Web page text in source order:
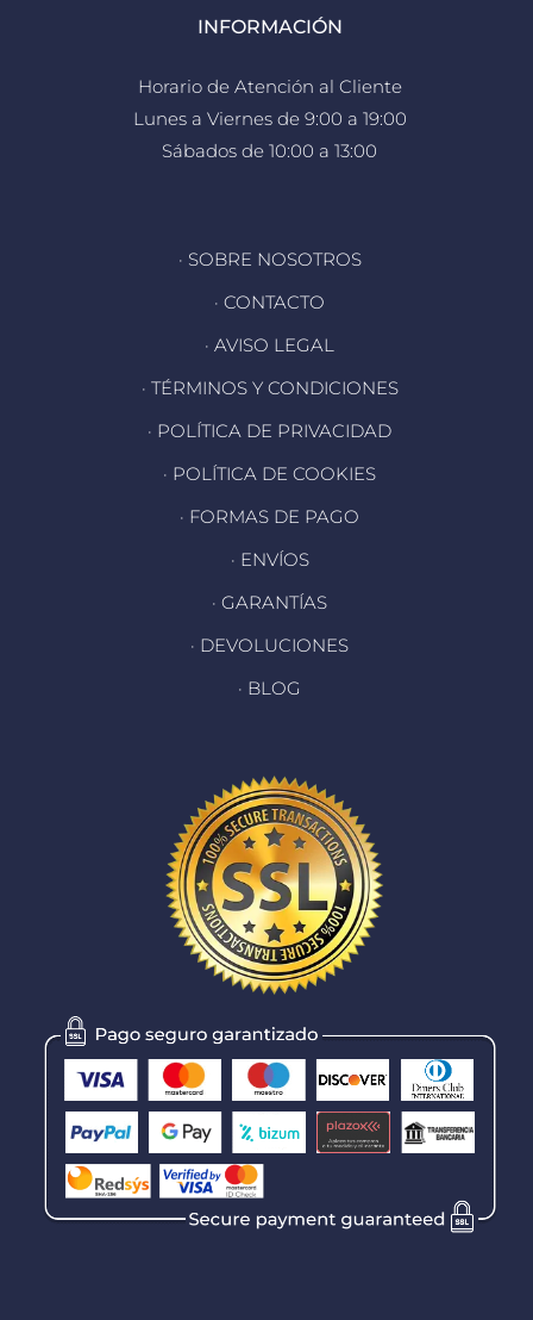
INFORMACIÓN
Horario de Atención al Cliente
Lunes a Viernes de 9:00 a 19:00
Sábados de 10:00 a 13:00
· SOBRE NOSOTROS
· CONTACTO
· AVISO LEGAL
· TÉRMINOS Y CONDICIONES
· POLÍTICA DE PRIVACIDAD
· POLÍTICA DE COOKIES
· FORMAS DE PAGO
· ENVÍOS
· GARANTÍAS
· DEVOLUCIONES
· BLOG